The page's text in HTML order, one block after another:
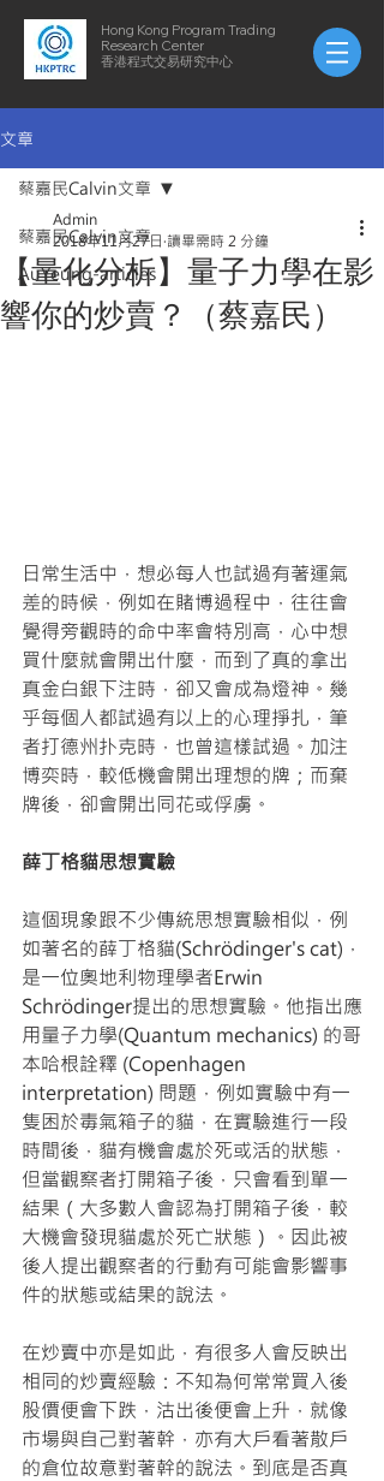
Hong Kong Program Trading
Research Center
​​香港程式交易研究中心
文章
蔡嘉民Calvin文章
AuYeung-articles
蔡嘉民Calvin文章
【量化分析】量子力學在影
響你的炒賣？（蔡嘉民）
Admin
2018年11月27日 讀畢需時 2 分鐘
日常生活中，想必每人也試過有著運氣
差的時候，例如在賭博過程中，往往會
覺得旁觀時的命中率會特別高，心中想
買什麼就會開出什麼，而到了真的拿出
真金白銀下注時，卻又會成為燈神。幾
乎每個人都試過有以上的心理掙扎，筆
者打德州扑克時，也曾這樣試過。加注
博奕時，較低機會開出理想的牌；而棄
牌後，卻會開出同花或俘虜。
薛丁格貓思想實驗
這個現象跟不少傳統思想實驗相似，例
如著名的薛丁格貓(Schrödinger's cat)，
是一位奧地利物理學者Erwin
Schrödinger提出的思想實驗。他指出應
用量子力學(Quantum mechanics) 的哥
本哈根詮釋 (Copenhagen
interpretation) 問題，例如實驗中有一
隻困於毒氣箱子的貓，在實驗進行一段
時間後，貓有機會處於死或活的狀態，
但當觀察者打開箱子後，只會看到單一
結果（大多數人會認為打開箱子後，較
大機會發現貓處於死亡狀態）。因此被
後人提出觀察者的行動有可能會影響事
件的狀態或結果的說法。
在炒賣中亦是如此，有很多人會反映出
相同的炒賣經驗：不知為何常常買入後
股價便會下跌，沽出後便會上升，就像
市場與自己對著幹，亦有大戶看著散戶
的倉位故意對著幹的說法。到底是否真